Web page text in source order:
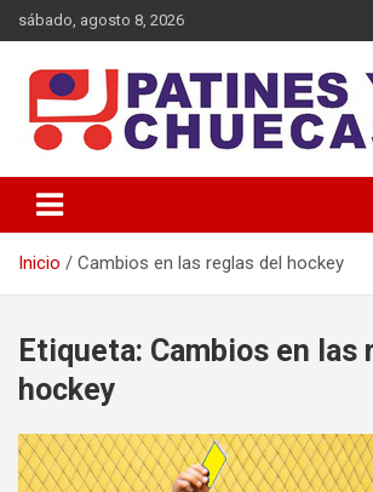
Saltar
al
sábado, agosto 8, 2026
Patines y Chuecas
Inicio Cambios en las reglas del hockey
Etiqueta: Cambios en las
hockey